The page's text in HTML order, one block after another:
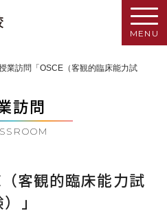
MENU
業訪問「OSCE（客観的臨床能力試
訪問
客観的臨床能力試
」